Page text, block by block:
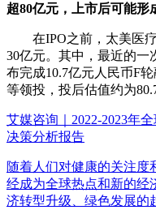
超80亿元，上市后可能形
在IPO之前，太美医疗
30亿元。其中，最近的一
布完成10.7亿元人民币F
等领投，投后估值约为
艾媒咨询｜2022-2023年
决策分析报告
随着人们对健康的关注度
经成为全球热点和新的经
济转型升级、绿色发展的